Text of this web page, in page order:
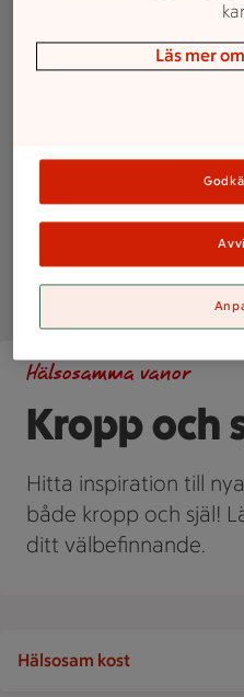
Kropp och
Hälsosamma vanor
Hitta inspiration till
både kropp och själ!
ditt välbefinnande.
Hälsosam kost
Läs mer